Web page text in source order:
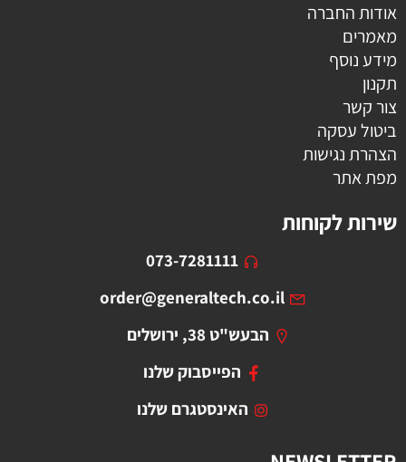
אודות החברה
מאמרים
מידע נוסף
תקנון
צור קשר
ביטול עסקה
הצהרת נגישות
מפת אתר
שירות לקוחות
073-7281111
order@generaltech.co.il
הבעש"ט 38, ירושלים
הפייסבוק שלנו
האינסטגרם שלנו